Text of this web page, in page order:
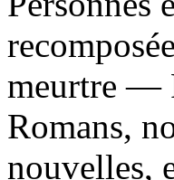
meurtre —
Romans,
nouvelles,